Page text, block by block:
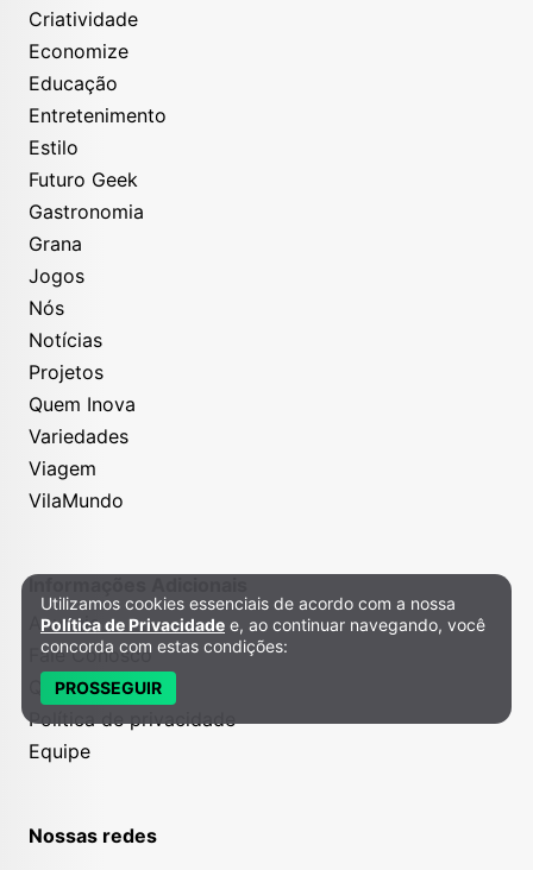
Criatividade
Economize
Educação
Entretenimento
Estilo
Futuro Geek
Gastronomia
Grana
Jogos
Nós
Notícias
Projetos
Quem Inova
Variedades
Viagem
VilaMundo
Informações Adicionais
Anuncie
Fale Conosco
Quem somos
Política de privacidade
Equipe
Nossas redes
Política de Privacidade e Cookies
Utilizamos cookies essenciais de acordo com a nossa
Política de Privacidade e, ao continuar navegando, você
concorda com estas condições:
PROSSEGUIR